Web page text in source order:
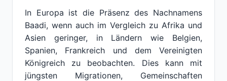
In Europa ist die Präsenz des Nachnamens
Baadi, wenn auch im Vergleich zu Afrika und
Asien geringer, in Ländern wie Belgien,
Spanien, Frankreich und dem Vereinigten
Königreich zu beobachten. Dies kann mit
jüngsten Migrationen, Gemeinschaften